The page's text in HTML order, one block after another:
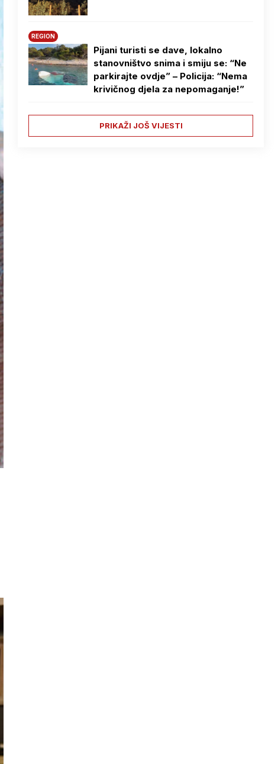
REGION
Pijani turisti se dave, lokalno
stanovništvo snima i smiju se: “Ne
parkirajte ovdje” – Policija: “Nema
krivičnog djela za nepomaganje!”
PRIKAŽI JOŠ VIJESTI